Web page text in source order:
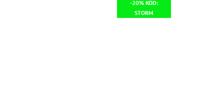
-20% KÓD:
STORM